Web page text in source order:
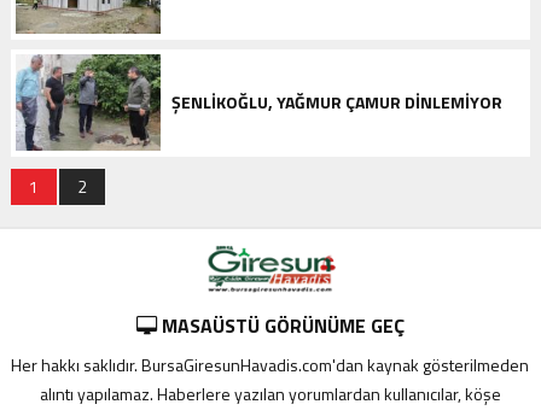
ŞENLIKOĞLU, YAĞMUR ÇAMUR DINLEMIYOR
1 2
MASAÜSTÜ GÖRÜNÜME GEÇ
Her hakkı saklıdır. BursaGiresunHavadis.com'dan kaynak gösterilmeden
alıntı yapılamaz. Haberlere yazılan yorumlardan kullanıcılar, köşe